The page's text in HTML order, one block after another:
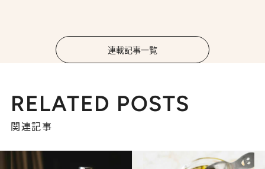
連載記事一覧
RELATED POSTS
関連記事